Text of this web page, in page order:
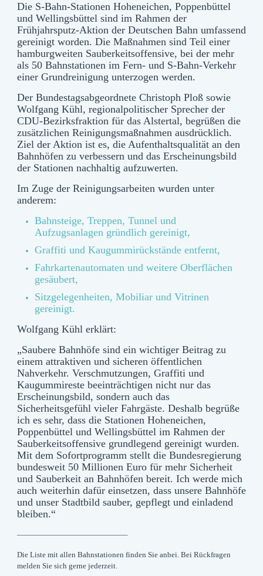
Die S-Bahn-Stationen Hoheneichen, Poppenbüttel
und Wellingsbüttel sind im Rahmen der
Frühjahrsputz-Aktion der Deutschen Bahn umfassend
gereinigt worden. Die Maßnahmen sind Teil einer
hamburgweiten Sauberkeitsoffensive, bei der mehr
als 50 Bahnstationen im Fern- und S-Bahn-Verkehr
einer Grundreinigung unterzogen werden.
Der Bundestagsabgeordnete Christoph Ploß sowie
Wolfgang Kühl, regionalpolitischer Sprecher der
CDU-Bezirksfraktion für das Alstertal, begrüßen die
zusätzlichen Reinigungsmaßnahmen ausdrücklich.
Ziel der Aktion ist es, die Aufenthaltsqualität an den
Bahnhöfen zu verbessern und das Erscheinungsbild
der Stationen nachhaltig aufzuwerten.
Im Zuge der Reinigungsarbeiten wurden unter
anderem:
Bahnsteige, Treppen, Tunnel und
Aufzugsanlagen gründlich gereinigt,
Graffiti und Kaugummirückstände entfernt,
Fahrkartenautomaten und weitere Oberflächen
gesäubert,
Sitzgelegenheiten, Mobiliar und Vitrinen
gereinigt.
Wolfgang Kühl erklärt:
„Saubere Bahnhöfe sind ein wichtiger Beitrag zu
einem attraktiven und sicheren öffentlichen
Nahverkehr. Verschmutzungen, Graffiti und
Kaugummireste beeinträchtigen nicht nur das
Erscheinungsbild, sondern auch das
Sicherheitsgefühl vieler Fahrgäste. Deshalb begrüße
ich es sehr, dass die Stationen Hoheneichen,
Poppenbüttel und Wellingsbüttel im Rahmen der
Sauberkeitsoffensive grundlegend gereinigt wurden.
Mit dem Sofortprogramm stellt die Bundesregierung
bundesweit 50 Millionen Euro für mehr Sicherheit
und Sauberkeit an Bahnhöfen bereit. Ich werde mich
auch weiterhin dafür einsetzen, dass unsere Bahnhöfe
und unser Stadtbild sauber, gepflegt und einladend
bleiben.“
——————————————–
Die Liste mit allen Bahnstationen finden Sie anbei. Bei Rückfragen
melden Sie sich gerne jederzeit.